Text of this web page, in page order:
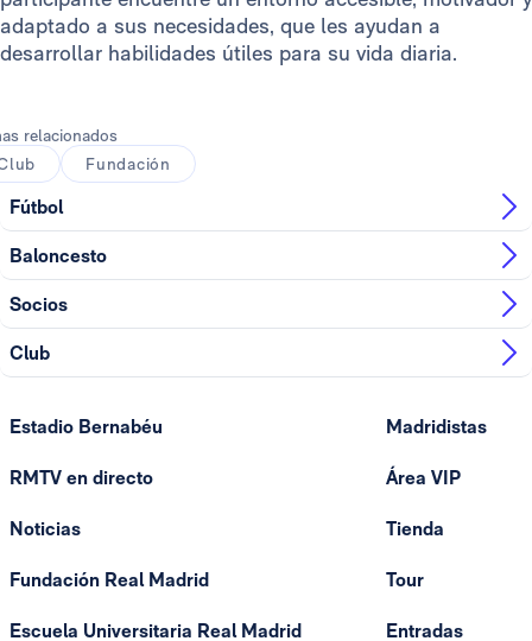
adaptado a sus necesidades, que les ayudan a
desarrollar habilidades útiles para su vida diaria.
relacionados
Fundación
Fútbol
Baloncesto
Socios
Club
Estadio Bernabéu
RMTV en directo
Noticias
Fundación Real Madrid
Escuela Universitaria Real Madrid
Madridistas
Área VIP
Tienda
Tour
Entradas